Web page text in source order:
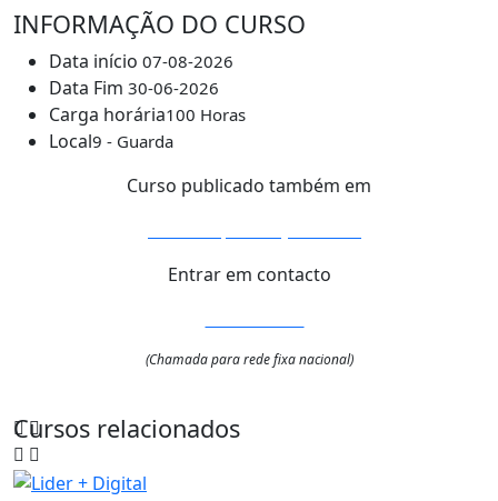
INFORMAÇÃO DO CURSO
Data início 07-08-2026
Data Fim 30-06-2026
Carga horária100 Horas
Local9 - Guarda
Curso publicado também em
Entrar em contacto
(Chamada para rede fixa nacional)
Cursos relacionados